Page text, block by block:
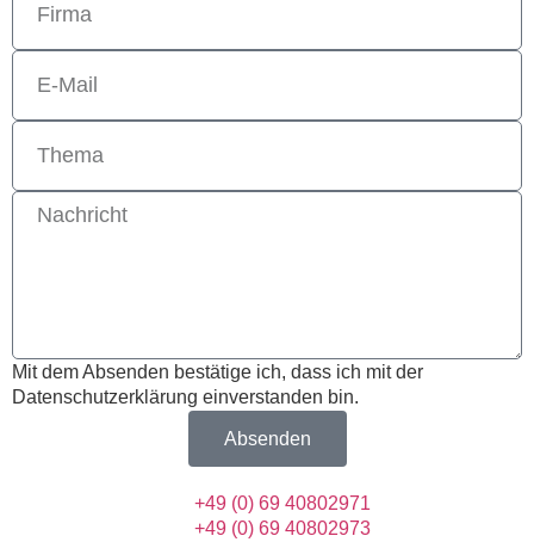
Mit dem Absenden bestätige ich, dass ich mit der
Datenschutzerklärung einverstanden bin.
Absenden
+49 (0) 69 40802971
+49 (0) 69 40802973